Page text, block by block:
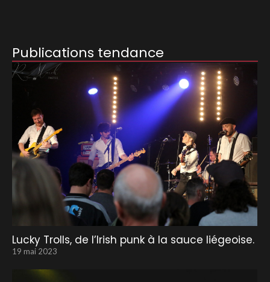
Publications tendance
Lucky Trolls, de l’Irish punk à la sauce liégeoise.
19 mai 2023